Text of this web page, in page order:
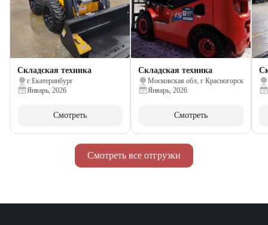
Смотреть все отгрузки
Складская техника
г Екатеринбург
Январь, 2026
Смотреть
Складская техника
Московская обл, г Красногорск
Январь, 2026
Смотреть